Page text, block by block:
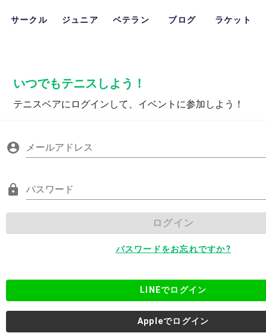
サークル ジュニア ベテラン ブログ ラケット
いつでもテニスしよう！
テニスベアにログインして、イベントに参加しよう！
メールアドレス
パスワード
ログイン
パスワードをお忘れですか?
LINEでログイン
Appleでログイン